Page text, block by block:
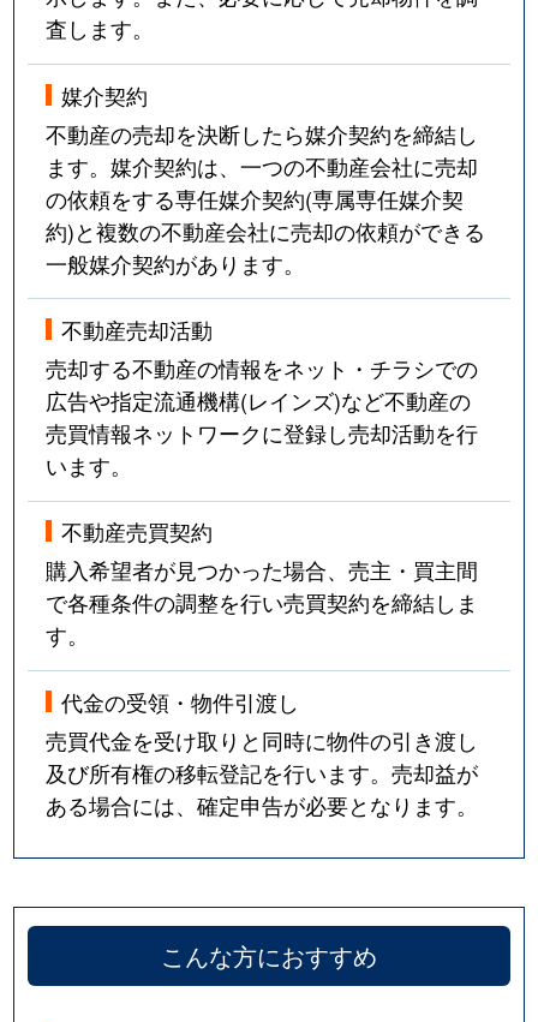
査します。
媒介契約
不動産の売却を決断したら媒介契約を締結し
ます。媒介契約は、一つの不動産会社に売却
の依頼をする専任媒介契約(専属専任媒介契
約)と複数の不動産会社に売却の依頼ができる
一般媒介契約があります。
不動産売却活動
売却する不動産の情報をネット・チラシでの
広告や指定流通機構(レインズ)など不動産の
売買情報ネットワークに登録し売却活動を行
います。
不動産売買契約
購入希望者が見つかった場合、売主・買主間
で各種条件の調整を行い売買契約を締結しま
す。
代金の受領・物件引渡し
売買代金を受け取りと同時に物件の引き渡し
及び所有権の移転登記を行います。売却益が
ある場合には、確定申告が必要となります。
こんな方におすすめ